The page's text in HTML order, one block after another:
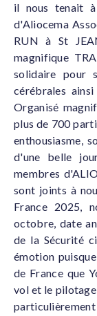
il nous tenait
d'Aliocema
RUN à St
magnifique
solidaire pour
cérébrales
Organisé
plus de 700
enthousiasme,
d'une belle
membres
sont joints à
France 2025,
octobre, date
de la Sécurité
émotion
de France que
vol et le